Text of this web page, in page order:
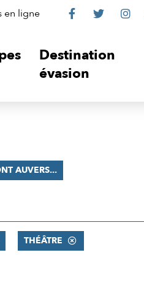
en ligne
Le
sur

Le

Le

Destination
évasion
AUVERS...
THÉÂTRE